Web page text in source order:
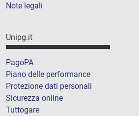
Note legali
Unipg.it
PagoPA
Piano delle performance
Protezione dati personali
Sicurezza online
Tuttogare